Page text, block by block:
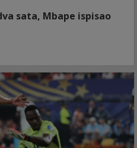
sata, Mbape ispisao